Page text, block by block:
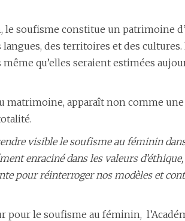
le soufisme constitue un patrimoine
des territoires et des
qu’elles seraient estimées
matrimoine, apparaît non comme
visible le soufisme au féminin
enraciné dans les valeurs
pour réinterroger nos modèles et
le soufisme au féminin,